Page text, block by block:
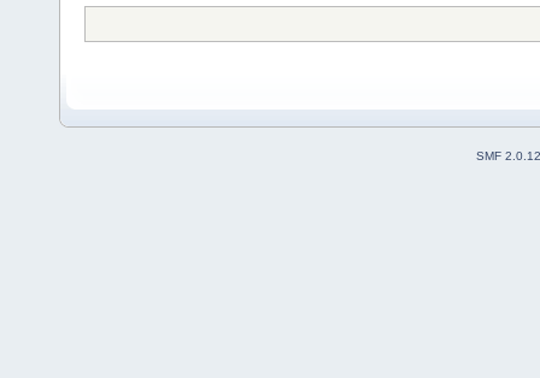
SMF 2.0.12